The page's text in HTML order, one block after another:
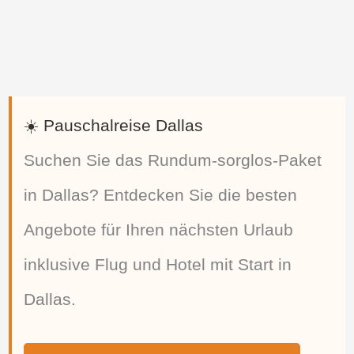
☀️ Pauschalreise Dallas
Suchen Sie das Rundum-sorglos-Paket
in Dallas? Entdecken Sie die besten
Angebote für Ihren nächsten Urlaub
inklusive Flug und Hotel mit Start in
Dallas.